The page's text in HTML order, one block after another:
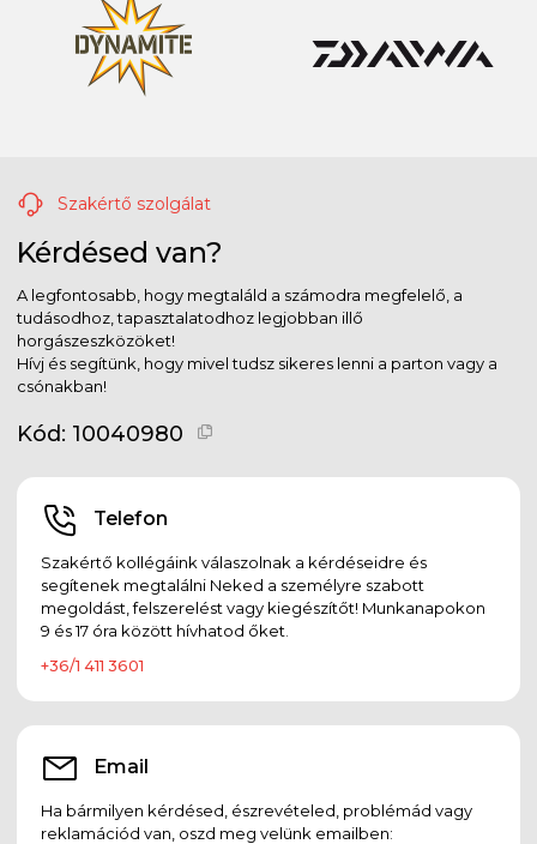
Szakértő szolgálat
Kérdésed van?
A legfontosabb, hogy megtaláld a számodra megfelelő, a
tudásodhoz, tapasztalatodhoz legjobban illő
horgászeszközöket!
Hívj és segítünk, hogy mivel tudsz sikeres lenni a parton vagy a
csónakban!
Kód: 10040980
Telefon
Szakértő kollégáink válaszolnak a kérdéseidre és
segítenek megtalálni Neked a személyre szabott
megoldást, felszerelést vagy kiegészítőt! Munkanapokon
9 és 17 óra között hívhatod őket.
+36/1 411 3601
Email
Ha bármilyen kérdésed, észrevételed, problémád vagy
reklamációd van, oszd meg velünk emailben: